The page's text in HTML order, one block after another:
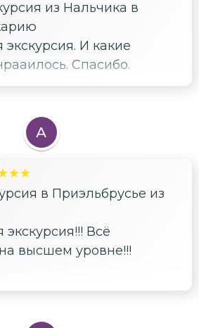
из Нальчика в
И какие
Спасибо.
А
в Приэльбрусье из
Всё
высшем уровне!!!